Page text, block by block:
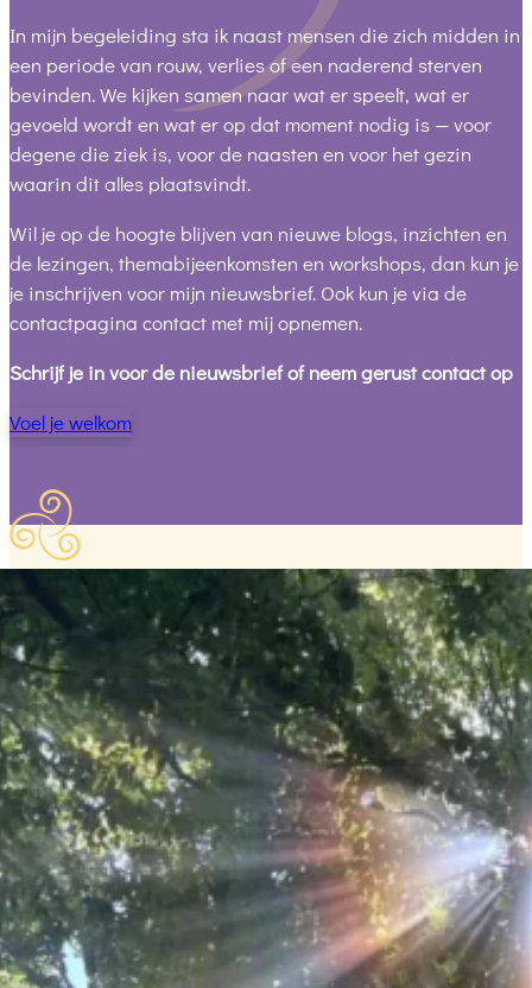
In mijn begeleiding sta ik naast mensen die zich midden in
een periode van rouw, verlies of een naderend sterven
bevinden. We kijken samen naar wat er speelt, wat er
gevoeld wordt en wat er op dat moment nodig is — voor
degene die ziek is, voor de naasten en voor het gezin
waarin dit alles plaatsvindt.
Wil je op de hoogte blijven van nieuwe blogs, inzichten en
de lezingen, themabijeenkomsten en workshops, dan kun je
je inschrijven voor mijn nieuwsbrief. Ook kun je via de
contactpagina contact met mij opnemen.
Schrijf je in voor de nieuwsbrief of neem gerust contact op
Voel je welkom
Vanuit een doorleefd en professioneel
Mijn werk is niet alleen ontstaan vanuit kennis en